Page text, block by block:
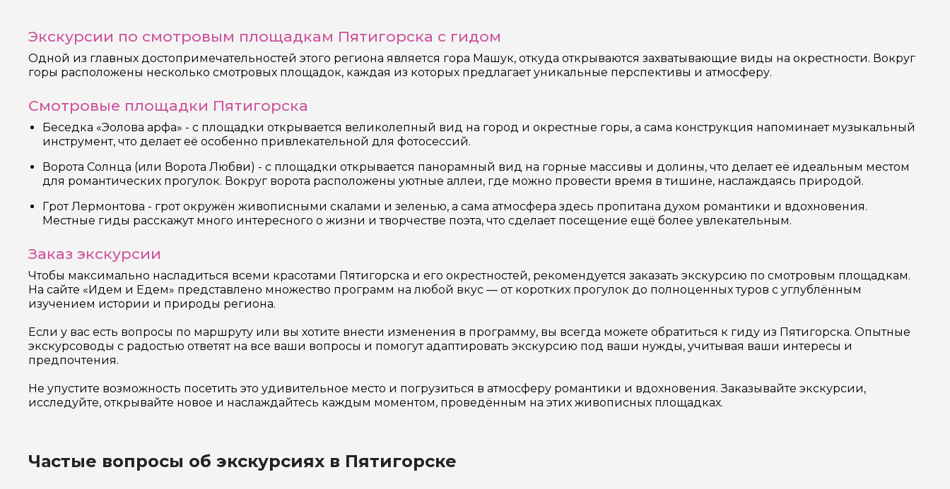
Экскурсии по смотровым площадкам Пятигорска с гидом
Одной из главных достопримечательностей этого региона является гора Машук, откуда открываются захватывающие виды на окрестности. Вокруг
горы расположены несколько смотровых площадок, каждая из которых предлагает уникальные перспективы и атмосферу.
Смотровые площадки Пятигорска
Беседка «Эолова арфа» - с площадки открывается великолепный вид на город и окрестные горы, а сама конструкция напоминает музыкальный
инструмент, что делает её особенно привлекательной для фотосессий.
Ворота Солнца (или Ворота Любви) - с площадки открывается панорамный вид на горные массивы и долины, что делает её идеальным местом
для романтических прогулок. Вокруг ворота расположены уютные аллеи, где можно провести время в тишине, наслаждаясь природой.
Грот Лермонтова - грот окружён живописными скалами и зеленью, а сама атмосфера здесь пропитана духом романтики и вдохновения.
Местные гиды расскажут много интересного о жизни и творчестве поэта, что сделает посещение ещё более увлекательным.
Заказ экскурсии
Чтобы максимально насладиться всеми красотами Пятигорска и его окрестностей, рекомендуется заказать экскурсию по смотровым площадкам.
На сайте «Идем и Едем» представлено множество программ на любой вкус — от коротких прогулок до полноценных туров с углублённым
изучением истории и природы региона.
Если у вас есть вопросы по маршруту или вы хотите внести изменения в программу, вы всегда можете обратиться к гиду из Пятигорска. Опытные
экскурсоводы с радостью ответят на все ваши вопросы и помогут адаптировать экскурсию под ваши нужды, учитывая ваши интересы и
предпочтения.
Не упустите возможность посетить это удивительное место и погрузиться в атмосферу романтики и вдохновения. Заказывайте экскурсии,
исследуйте, открывайте новое и наслаждайтесь каждым моментом, проведённым на этих живописных площадках.
Частые вопросы об экскурсиях в Пятигорске